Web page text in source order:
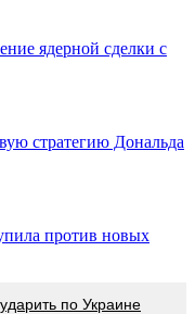
ядерной сделки с
стратегию Дональда
против новых
по Украине